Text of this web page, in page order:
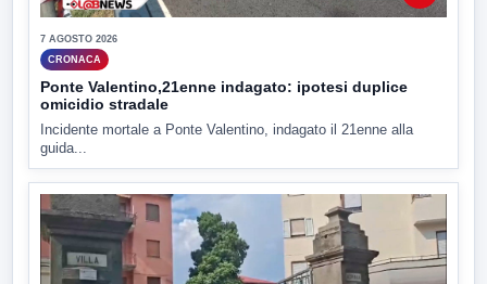
7 AGOSTO 2026
CRONACA
Ponte Valentino,21enne indagato: ipotesi duplice
omicidio stradale
Incidente mortale a Ponte Valentino, indagato il 21enne alla
guida...